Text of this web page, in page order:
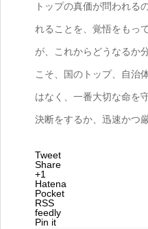
トップの真価が問われる
れることを、覚悟をもっ
が、これからどうなるか
こそ、国のトップ、自治
はなく、一番大切な命を
決断をするか、迅速かつ
Tweet
Share
+1
Hatena
Pocket
RSS
feedly
Pin it